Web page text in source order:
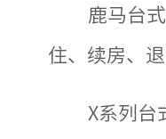
鹿马台
住、续房、
X系列台